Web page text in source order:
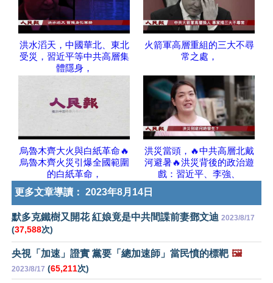
洪水滔天，中國華北、東北
受災，習近平等中共高層集
體隱身，
火箭軍高層重組的三大不尋
常之處，
烏魯木齊大火與白紙革命🔥
烏魯木齊火災引爆全國範圍
的白紙革命，
洪災當頭，🔥中共高層北戴
河避暑🔥洪災背後的政治遊
戲：習近平、李強、
更多文章導讀： 2023年8月14日
默多克鐵樹又開花 紅娘竟是中共間諜前妻鄧文迪 2023/8/17
(37,588次)
央視「加速」證實 黨要「總加速師」當民憤的標靶 🖼️
2023/8/17 (65,211次)